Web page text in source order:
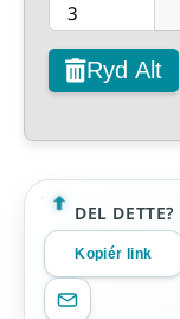
Ryd Alt
DEL DETTE?
Kopiér link